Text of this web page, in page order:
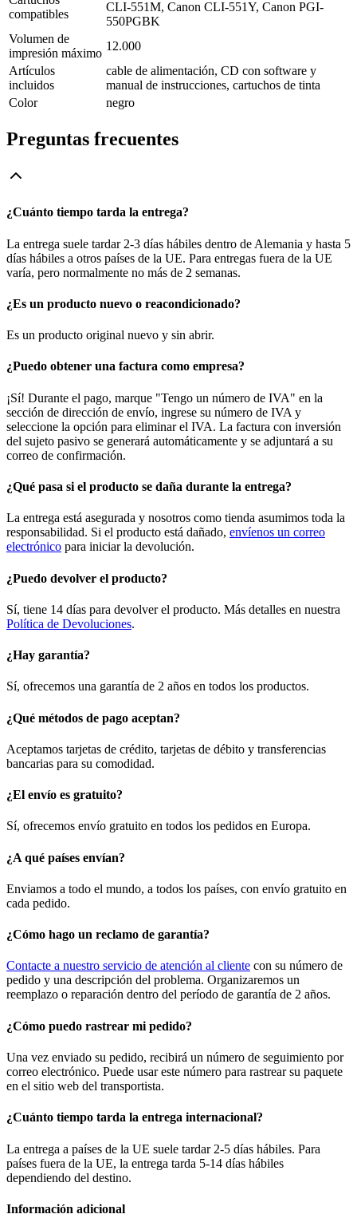
compatibles
CLI-551M, Canon CLI-551Y, Canon PGI-
550PGBK
Volumen de
impresión máximo
12.000
Artículos
incluidos
cable de alimentación, CD con software y
manual de instrucciones, cartuchos de tinta
Color
negro
Preguntas frecuentes
¿Cuánto tiempo tarda la entrega?
La entrega suele tardar 2-3 días hábiles dentro de Alemania y hasta 5
días hábiles a otros países de la UE. Para entregas fuera de la UE
varía, pero normalmente no más de 2 semanas.
¿Es un producto nuevo o reacondicionado?
Es un producto original nuevo y sin abrir.
¿Puedo obtener una factura como empresa?
¡Sí! Durante el pago, marque "Tengo un número de IVA" en la
sección de dirección de envío, ingrese su número de IVA y
seleccione la opción para eliminar el IVA. La factura con inversión
del sujeto pasivo se generará automáticamente y se adjuntará a su
correo de confirmación.
¿Qué pasa si el producto se daña durante la entrega?
La entrega está asegurada y nosotros como tienda asumimos toda la
responsabilidad. Si el producto está dañado, envíenos un correo
electrónico para iniciar la devolución.
¿Puedo devolver el producto?
Sí, tiene 14 días para devolver el producto. Más detalles en nuestra
Política de Devoluciones.
¿Hay garantía?
Sí, ofrecemos una garantía de 2 años en todos los productos.
¿Qué métodos de pago aceptan?
Aceptamos tarjetas de crédito, tarjetas de débito y transferencias
bancarias para su comodidad.
¿El envío es gratuito?
Sí, ofrecemos envío gratuito en todos los pedidos en Europa.
¿A qué países envían?
Enviamos a todo el mundo, a todos los países, con envío gratuito en
cada pedido.
¿Cómo hago un reclamo de garantía?
Contacte a nuestro servicio de atención al cliente con su número de
pedido y una descripción del problema. Organizaremos un
reemplazo o reparación dentro del período de garantía de 2 años.
¿Cómo puedo rastrear mi pedido?
Una vez enviado su pedido, recibirá un número de seguimiento por
correo electrónico. Puede usar este número para rastrear su paquete
en el sitio web del transportista.
¿Cuánto tiempo tarda la entrega internacional?
La entrega a países de la UE suele tardar 2-5 días hábiles. Para
países fuera de la UE, la entrega tarda 5-14 días hábiles
dependiendo del destino.
Información adicional